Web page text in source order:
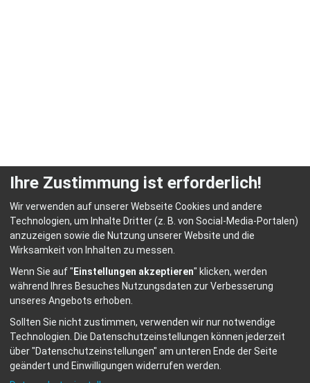
© HEP Fachschulen für Heilerziehungspflege Abensberg
Home Kontakt Datenschutz
Impressum
Barrierefreiheit
Anmelden
Ihre Zustimmung ist erforderlich!
Wir verwenden auf unserer Webseite Cookies und andere
Technologien, um Inhalte Dritter (z. B. von Social-Media-Portalen)
anzuzeigen sowie die Nutzung unserer Website und die
Wirksamkeit von Inhalten zu messen.
Wenn Sie auf " Einstellungen akzeptieren" klicken, werden
während Ihres Besuches Nutzungsdaten zur Verbesserung
unseres Angebots erhoben.
Sollten Sie nicht zustimmen, verwenden wir nur notwendige
Technologien. Die Datenschutzeinstellungen können jederzeit
über "Datenschutzeinstellungen" am unteren Ende der Seite
geändert und Einwilligungen widerrufen werden.